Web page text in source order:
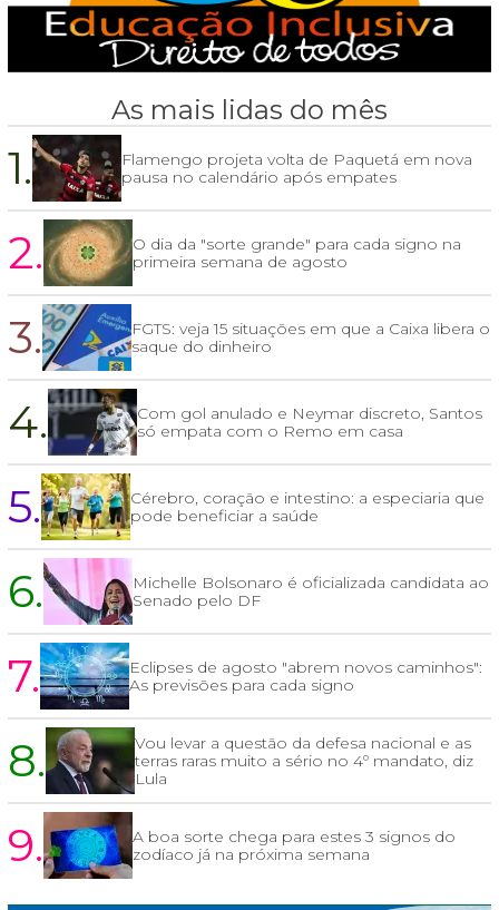
As mais lidas do mês
1.
Flamengo projeta volta de Paquetá em nova
pausa no calendário após empates
2.
O dia da "sorte grande" para cada signo na
primeira semana de agosto
3.
FGTS: veja 15 situações em que a Caixa libera o
saque do dinheiro
4.
Com gol anulado e Neymar discreto, Santos
só empata com o Remo em casa
5.
Cérebro, coração e intestino: a especiaria que
pode beneficiar a saúde
6.
Michelle Bolsonaro é oficializada candidata ao
Senado pelo DF
7.
Eclipses de agosto "abrem novos caminhos":
As previsões para cada signo
8.
Vou levar a questão da defesa nacional e as
terras raras muito a sério no 4º mandato, diz
Lula
9.
A boa sorte chega para estes 3 signos do
zodíaco já na próxima semana